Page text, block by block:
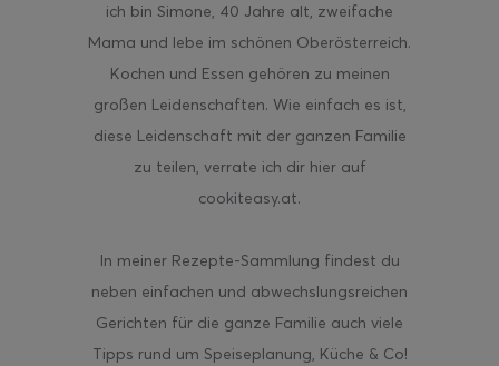
ich bin Simone, 40 Jahre alt, zweifache
Mama und lebe im schönen Oberösterreich.
Kochen und Essen gehören zu meinen
großen Leidenschaften. Wie einfach es ist,
diese Leidenschaft mit der ganzen Familie
zu teilen, verrate ich dir hier auf
cookiteasy.at.
In meiner Rezepte-Sammlung findest du
neben einfachen und abwechslungsreichen
Gerichten für die ganze Familie auch viele
Tipps rund um Speiseplanung, Küche & Co!